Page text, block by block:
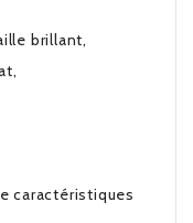
brillant,
caractéristiques